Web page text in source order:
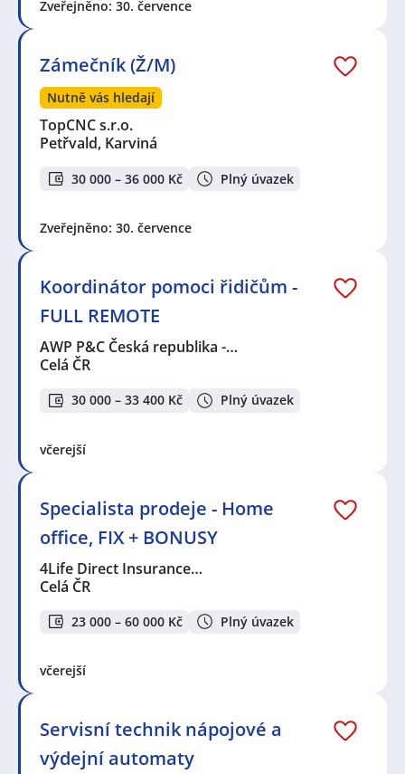
Zveřejněno: 30. července
Zámečník (Ž/M)
Nutně vás hledají
TopCNC s.r.o.
Petřvald, Karviná
30 000 – 36 000 Kč Plný úvazek
Zveřejněno: 30. července
Koordinátor pomoci řidičům -
FULL REMOTE
AWP P&C Česká republika -…
Celá ČR
30 000 – 33 400 Kč Plný úvazek
včerejší
Specialista prodeje - Home
office, FIX + BONUSY
4Life Direct Insurance…
Celá ČR
23 000 – 60 000 Kč Plný úvazek
včerejší
Servisní technik nápojové a
výdejní automaty